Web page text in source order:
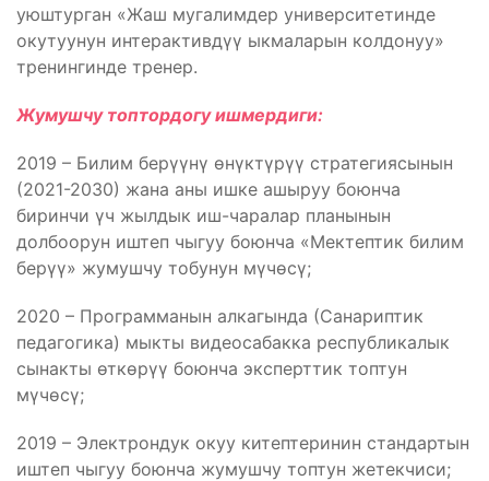
уюштурган «Жаш мугалимдер университетинде
окутуунун интерактивдүү ыкмаларын колдонуу»
тренингинде тренер.
Жумушчу топтордогу ишмердиги:
2019 – Билим берүүнү өнүктүрүү стратегиясынын
(2021-2030) жана аны ишке ашыруу боюнча
биринчи үч жылдык иш-чаралар планынын
долбоорун иштеп чыгуу боюнча «Мектептик билим
берүү» жумушчу тобунун мүчөсү;
2020 – Программанын алкагында (Санариптик
педагогика) мыкты видеосабакка республикалык
сынакты өткөрүү боюнча эксперттик топтун
мүчөсү;
2019 – Электрондук окуу китептеринин стандартын
иштеп чыгуу боюнча жумушчу топтун жетекчиси;